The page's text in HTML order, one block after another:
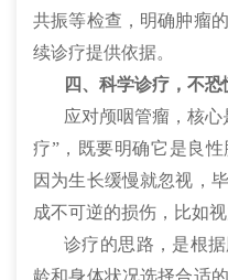
共振等检查，明确肿瘤
续诊疗提供依据。
四、科学诊疗，不
应对颅咽管瘤，核
疗”，既要明确它是良
因为生长缓慢就忽视，
成不可逆的损伤，比如
诊疗的思路，是根
龄和身体状况选择合适